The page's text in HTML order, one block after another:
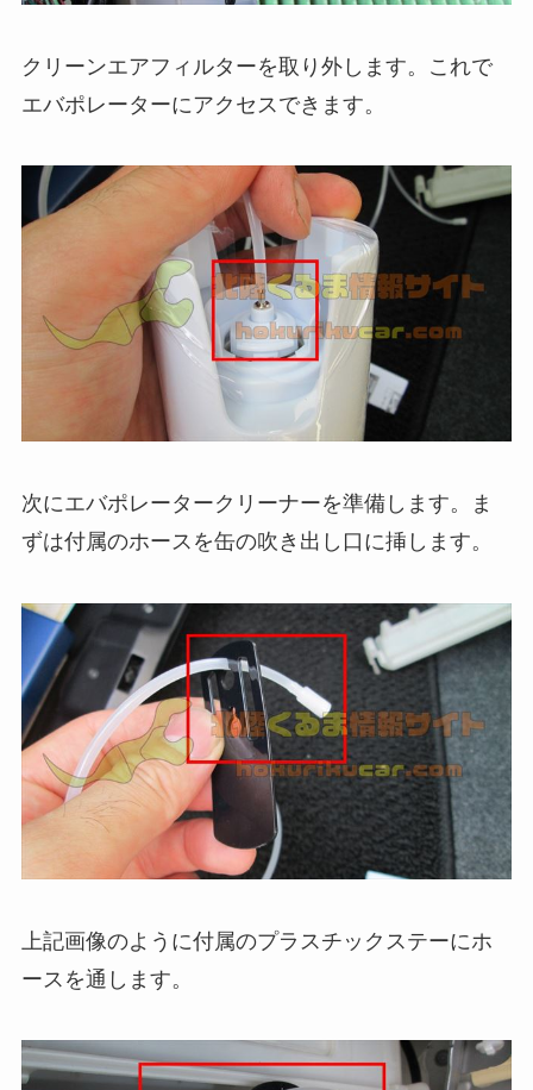
クリーンエアフィルターを取り外します。これで
エバポレーターにアクセスできます。
次にエバポレータークリーナーを準備します。ま
ずは付属のホースを缶の吹き出し口に挿します。
上記画像のように付属のプラスチックステーにホ
ースを通します。